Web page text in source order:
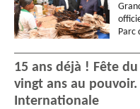
Parc
15 ans déjà ! Fête
vingt ans au pouvoir.
Internationale